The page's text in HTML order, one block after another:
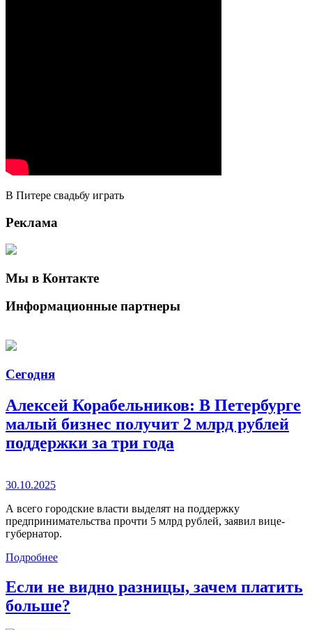
В Питере свадьбу играть
Реклама
Мы в Контакте
Информационные партнеры
Сегодня
Алексей Корабельников: В Петербурге
малый бизнес получит 2 млрд рублей
поддержки за три года
30.10.2025
А всего городские власти выделят на поддержку
предпринимательства прочти 5 млрд рублей, заявил вице-
губернатор.
Подробнее
Если не видно разницы, зачем платить
больше?